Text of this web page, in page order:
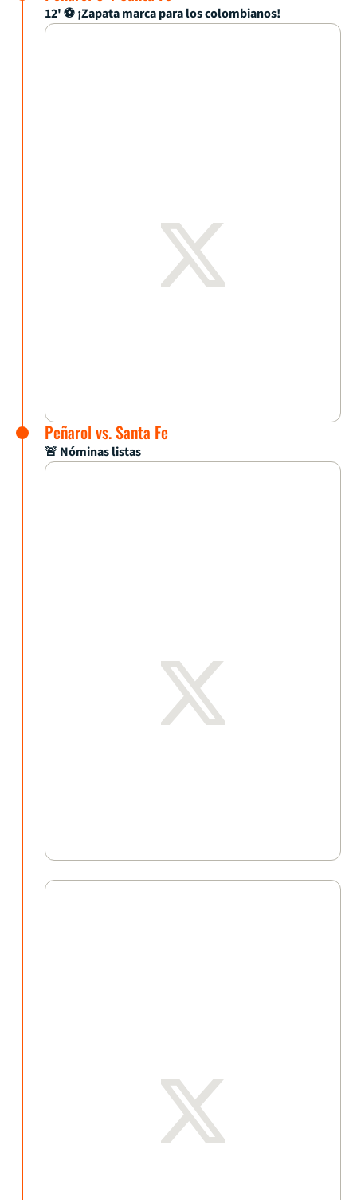
12' ⚽ ¡Zapata marca para los colombianos!
Peñarol vs. Santa Fe
🚨 Nóminas listas